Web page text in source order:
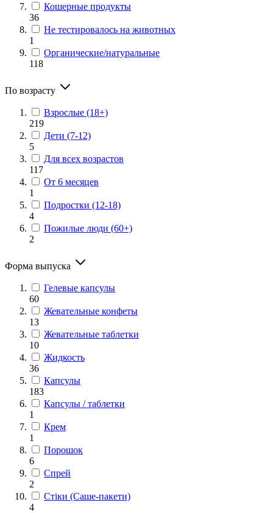
Кошерные продукты
36
Не тестировалось на животных
1
Органические/натуральные
118
По возрасту
Взрослые (18+)
219
Дети (7-12)
5
Для всех возрастов
117
От 6 месяцев
1
Подростки (12-18)
4
Пожилые люди (60+)
2
Форма выпуска
Гелевые капсулы
60
Жевательные конфеты
13
Жевательные таблетки
10
Жидкость
36
Капсулы
183
Капсулы / таблетки
1
Крем
1
Порошок
6
Спрей
2
Стіки (Саше-пакети)
4